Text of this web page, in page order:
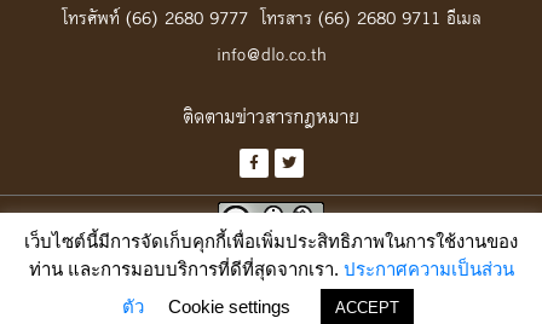
โทรศัพท์ (66) 2680 9777 โทรสาร (66) 2680 9711 อีเมล
info@dlo.co.th
ติดตามข่าวสารกฎหมาย
เว้นแต่ระบุเงื่อนไขไว้เป็นอย่างอื่น เฉพาะงานสร้างสรรค์ของเว็บนี้ อนุญาตให้นำไป
สัญญาอนุญาตครีเอทีฟคอมมอนส์ แบบแสดงที่มา-ไม่ใช้เพื่อการค้า ๓.๐
เว็บไซต์นี้มีการจัดเก็บคุกกี้เพื่อเพิ่มประสิทธิภาพในการใช้งานของ
ท่าน และการมอบบริการที่ดีที่สุดจากเรา. ประกาศความเป็นส่วน
ตัว
Cookie settings ACCEPT